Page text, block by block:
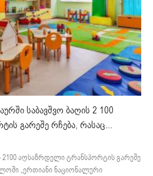
საბავშვო ბაღის 2 100
გარეშე რჩება, რასაც...
2100 აღსაზრდელი ტრანსპორტის გარეშე
„ერთიანი ნაციონალური